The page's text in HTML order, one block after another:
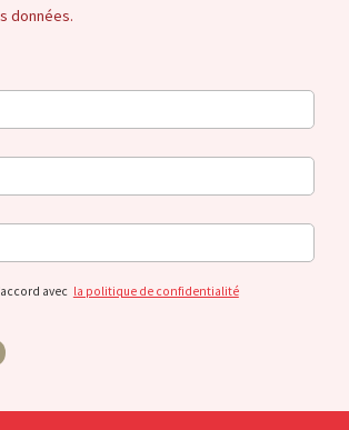
données.
avec la politique de confidentialité